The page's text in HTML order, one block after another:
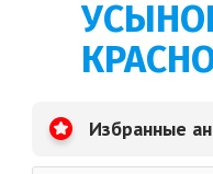
Избранные